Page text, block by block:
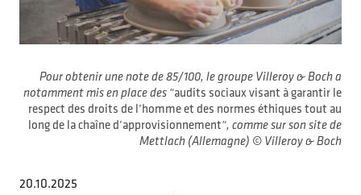
Pour obtenir une note de 85/100, le groupe Villeroy & Boch a
notamment mis en place des "audits sociaux visant à garantir le
respect des droits de l’homme et des normes éthiques tout au
long de la chaîne d’approvisionnement", comme sur son site de
Mettlach (Allemagne) © Villeroy & Boch
20.10.2025